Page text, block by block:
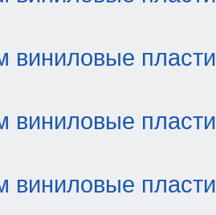
виниловые
виниловые
виниловые